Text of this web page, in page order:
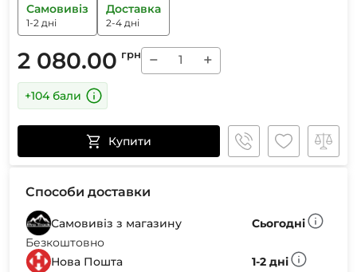
Самовивіз
1-2 дні
Доставка
2-4 дні
2 080.00 грн − +
+104 бали
Купити
Способи доставки
Самовивіз з магазину
Сьогодні
Безкоштовно
Нова Пошта
1-2 дні